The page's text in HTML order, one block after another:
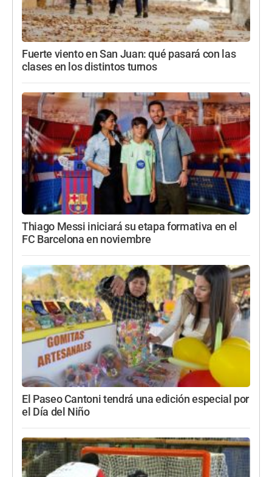
Fuerte viento en San Juan: qué pasará con las
clases en los distintos turnos
Thiago Messi iniciará su etapa formativa en el
FC Barcelona en noviembre
El Paseo Cantoni tendrá una edición especial por
el Día del Niño